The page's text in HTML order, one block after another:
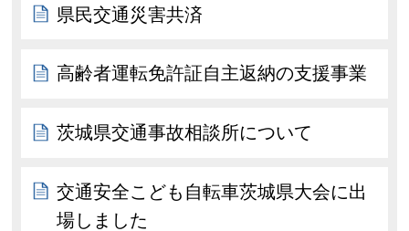
県民交通災害共済
高齢者運転免許証自主返納の支援事業
茨城県交通事故相談所について
交通安全こども自転車茨城県大会に出
場しました